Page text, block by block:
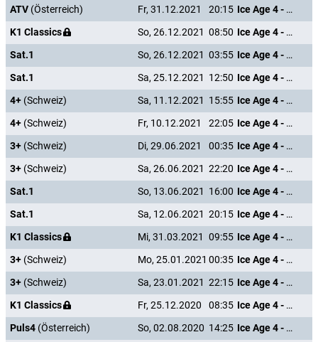
ATV (Österreich) Fr, 31.12.2021 20:15
Ice Age 4 - Voll verschoben
K1 Classics
So, 26.12.2021 08:50
Ice Age 4 - Voll verschoben
Sat.1
So, 26.12.2021 03:55
Ice Age 4 - Voll verschoben
Sat.1
Sa, 25.12.2021 12:50
Ice Age 4 - Voll verschoben
4+ (Schweiz) Sa, 11.12.2021 15:55
Ice Age 4 - Voll verschoben
4+ (Schweiz) Fr, 10.12.2021 22:05
Ice Age 4 - Voll verschoben
3+ (Schweiz) Di, 29.06.2021 00:35
Ice Age 4 - Voll verschoben
3+ (Schweiz) Sa, 26.06.2021 22:20
Ice Age 4 - Voll verschoben
Sat.1
So, 13.06.2021 16:00
Ice Age 4 - Voll verschoben
Sat.1
Sa, 12.06.2021 20:15
Ice Age 4 - Voll verschoben
K1 Classics
Mi, 31.03.2021 09:55
Ice Age 4 - Voll verschoben
3+ (Schweiz) Mo, 25.01.2021 00:35
Ice Age 4 - Voll verschoben
3+ (Schweiz) Sa, 23.01.2021 22:15
Ice Age 4 - Voll verschoben
K1 Classics
Fr, 25.12.2020 08:35
Ice Age 4 - Voll verschoben
Puls4 (Österreich) So, 02.08.2020 14:25
Ice Age 4 - Voll verschoben